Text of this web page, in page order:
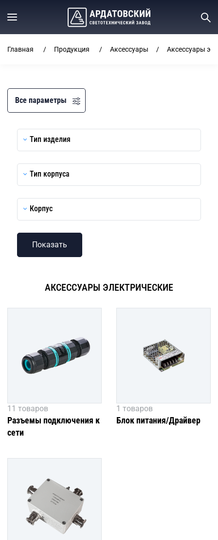
Главная Продукция Аксессуары Аксессуары
Все параметры
Тип изделия
Тип корпуса
Корпус
АКСЕССУАРЫ ЭЛЕКТРИЧЕСКИЕ
11 товаров
Разъемы подключения к
сети
1 товаров
Блок питания/Драйвер